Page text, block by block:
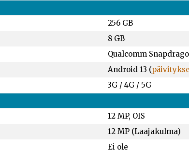
256 GB
8 GB
Qualcomm
Android 13 (
3G / 4G / 5G
12 MP, OIS
12 MP (Laajakulma)
Ei ole